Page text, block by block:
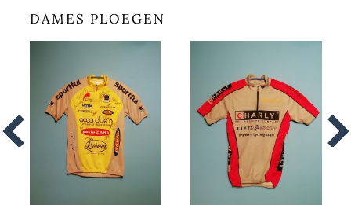
DAMES PLOEGEN